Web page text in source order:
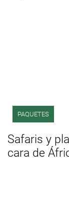
PAQUETES
Safaris y
cara de